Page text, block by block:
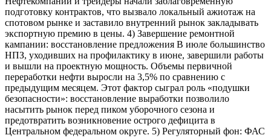
подготовку контрактов, что вызвало локальный ажиотаж на
спотовом рынке и заставило внутренний рынок закладывать
экспортную премию в цены. 4) Завершение ремонтной
кампании: восстановление предложения В июле большинство
НПЗ, уходивших на профилактику в июне, завершили работы
и вышли на проектную мощность. Объемы первичной
переработки нефти выросли на 3,5% по сравнению с
предыдущим месяцем. Этот фактор сыграл роль «подушки
безопасности»: восстановление выработки позволило
насытить рынок перед пиком уборочного сезона и
предотвратить возникновение острого дефицита в
Центральном федеральном округе. 5) Регуляторный фон: ФАС